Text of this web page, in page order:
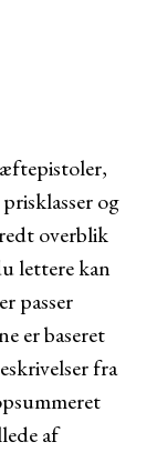
og
overblik
lettere kan
passer
er baseret
fra
af